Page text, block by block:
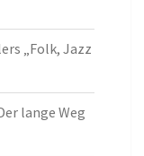
„Folk, Jazz
lange Weg